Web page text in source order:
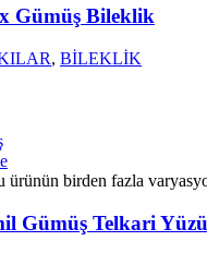
Gümüş Bileklik
, BİLEKLİK
ürünün birden fazla
Gümüş Telkari